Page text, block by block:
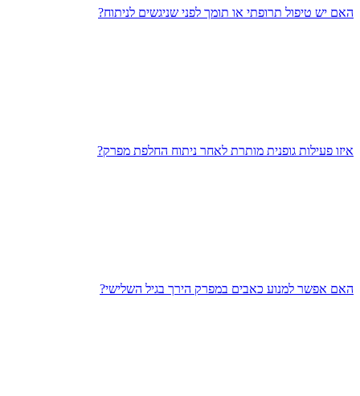
האם יש טיפול תרופתי או תומך לפני שניגשים לניתוח?
איזו פעילות גופנית מותרת לאחר ניתוח החלפת מפרק?
האם אפשר למנוע כאבים במפרק הירך בגיל השלישי?